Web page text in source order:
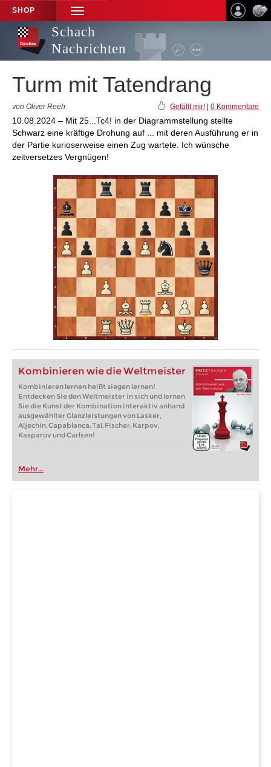
SHOP
TOGGLE
NAVIGATION
Schach
Nachrichten
Turm mit Tatendrang
von Oliver Reeh Gefällt mir! 0 Kommentare
10.08.2024 – Mit 25...Tc4! in der Diagrammstellung stellte
Schwarz eine kräftige Drohung auf ... mit deren Ausführung er in
der Partie kurioserweise einen Zug wartete. Ich wünsche
zeitversetzes Vergnügen!
Kombinieren wie die Weltmeister
Kombinieren lernen heißt siegen lernen!
Entdecken Sie den Weltmeister in sich und lernen
Sie die Kunst der Kombination interaktiv anhand
ausgewählter Glanzleistungen von Lasker,
Aljechin, Capablanca, Tal, Fischer, Karpov,
Kasparov und Carlsen!
Mehr...